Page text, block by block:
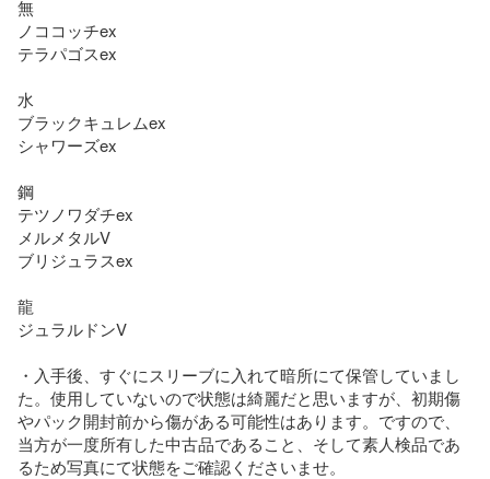
無
ノココッチex
テラパゴスex
水
ブラックキュレムex
シャワーズex
鋼
テツノワダチex
メルメタルV
ブリジュラスex
龍
ジュラルドンV
・入手後、すぐにスリーブに入れて暗所にて保管していまし
た。使用していないので状態は綺麗だと思いますが、初期傷
やパック開封前から傷がある可能性はあります。ですので、
当方が一度所有した中古品であること、そして素人検品であ
るため写真にて状態をご確認くださいませ。